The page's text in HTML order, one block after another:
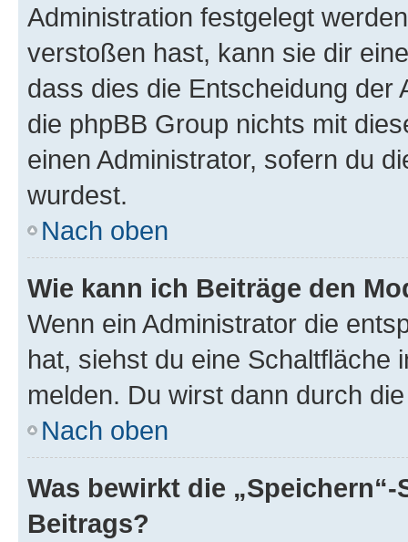
Administration festgelegt
verstoßen hast, kann sie dir
dass dies die Entscheidung der
die phpBB Group nichts mit
einen Administrator, sofern du
wurdest.
Nach oben
Wie kann ich Beiträge den
Wenn ein Administrator die
hat, siehst du eine Schaltfläche
melden. Du wirst dann durch
Nach oben
Was bewirkt die
Beitrags?